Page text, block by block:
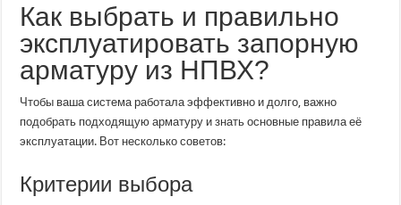
Как выбрать и правильно
эксплуатировать запорную
арматуру из НПВХ?
Чтобы ваша система работала эффективно и долго, важно
подобрать подходящую арматуру и знать основные правила её
эксплуатации. Вот несколько советов:
Критерии выбора